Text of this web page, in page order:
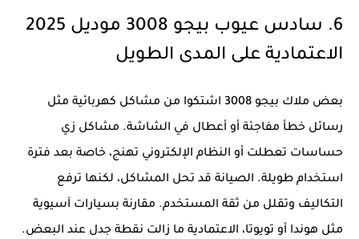
6. سادس عيوب بيجو 3008 موديل 2025
الاعتمادية على المدى الطويل
بعض ملاك بيجو 3008 اشتكوا من مشاكل كهربائية مثل
رسائل خطأ مفاجئة أو أعطال في الشاشة. مشاكل زي
حساسات تعطلت أو النظام الإلكتروني تهنج، خاصة بعد فترة
استخدام طويلة. الصيانة قد تحل المشاكل، لكنها ترفع
التكاليف وتقلل من ثقة المستخدم. مقارنة بسيارات آسيوية
مثل هوندا أو تويوتا، الاعتمادية ما زالت نقطة جدل عند البعض.